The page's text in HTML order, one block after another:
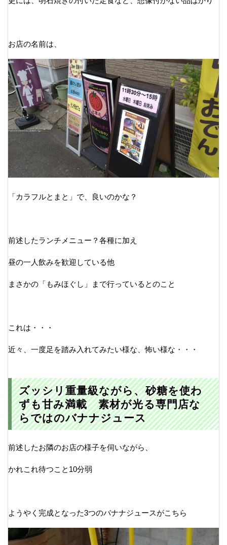
お店の名前は、
「カラフルとまと」で、良いのかな？
前述したランチメニュー？各種に加え
昼の一人飲みを歓迎している他
まさかの「もみほぐし」まで行っているとのこと
これは・・・
近々、一度足を踏み入れてみたい様な、怖い様な・・・
ズッシリ重量級ながら、砂糖を使わ
ずも甘み満載 素材が光る専門店な
らではのバナナジュース
前述したお隣のお店の様子を伺いながら、
かれこれ待つこと10分弱
ようやく完成となった3つのバナナジュースがこちら